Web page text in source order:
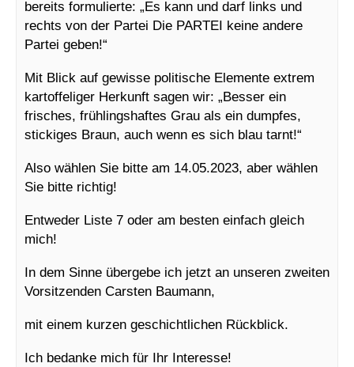
bereits formulierte: „Es kann und darf links und
rechts von der Partei Die PARTEI keine andere
Partei geben!“
Mit Blick auf gewisse politische Elemente extrem
kartoffeliger Herkunft sagen wir: „Besser ein
frisches, frühlingshaftes Grau als ein dumpfes,
stickiges Braun, auch wenn es sich blau tarnt!“
Also wählen Sie bitte am 14.05.2023, aber wählen
Sie bitte richtig!
Entweder Liste 7 oder am besten einfach gleich
mich!
In dem Sinne übergebe ich jetzt an unseren zweiten
Vorsitzenden Carsten Baumann,
mit einem kurzen geschichtlichen Rückblick.
Ich bedanke mich für Ihr Interesse!